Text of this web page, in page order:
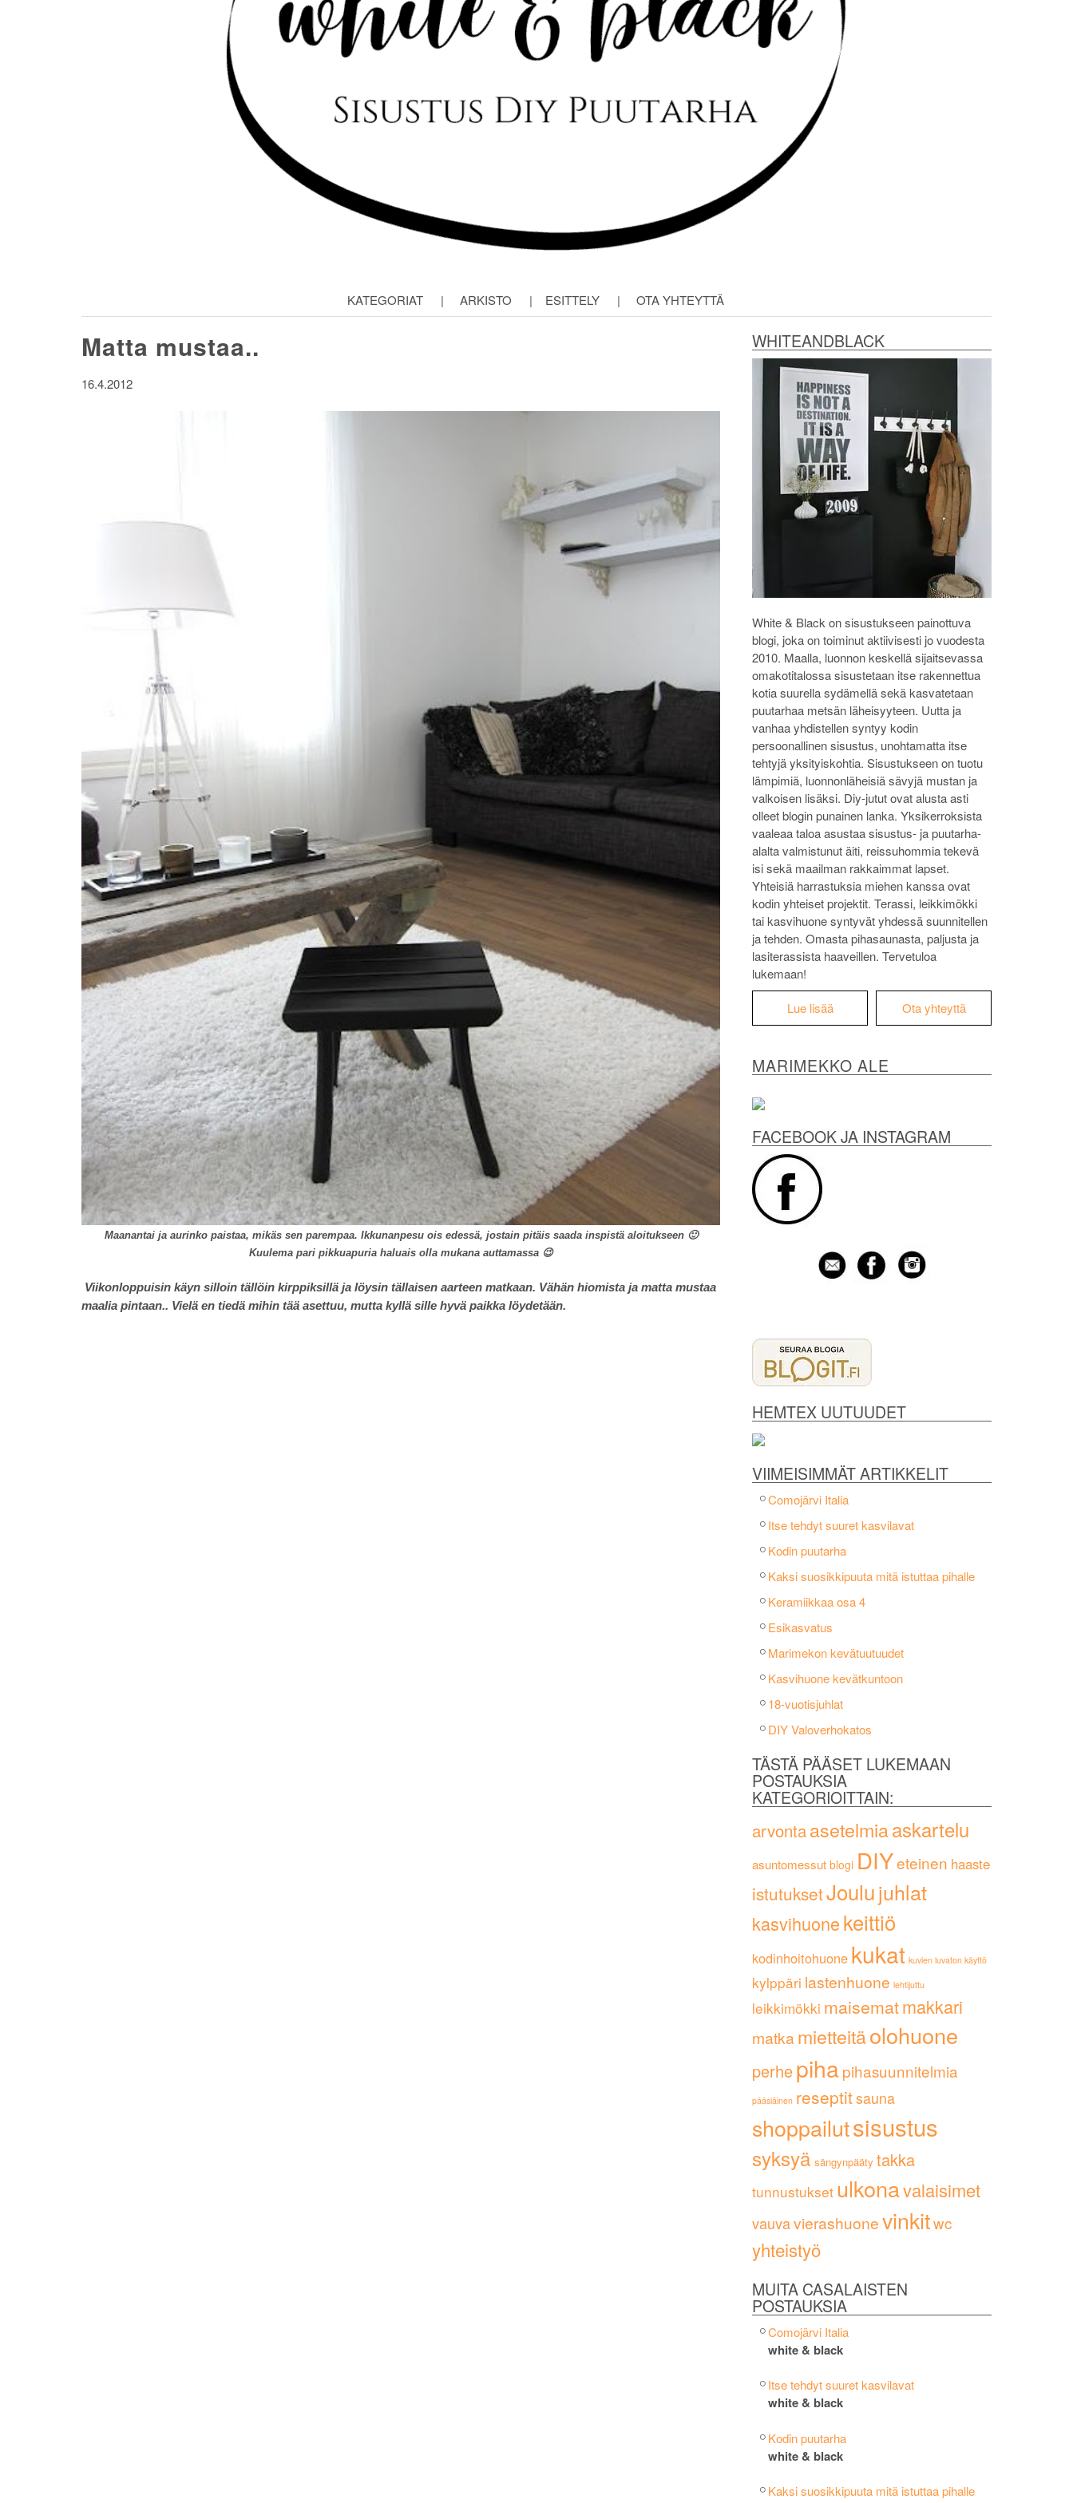
KATEGORIAT | ARKISTO | ESITTELY | OTA YHTEYTTÄ
WHITEANDBLACK
White & Black on sisustukseen painottuva
blogi, joka on toiminut aktiivisesti jo vuodesta
2010. Maalla, luonnon keskellä sijaitsevassa
omakotitalossa sisustetaan itse rakennettua
kotia suurella sydämellä sekä kasvatetaan
puutarhaa metsän läheisyyteen. Uutta ja
vanhaa yhdistellen syntyy kodin
persoonallinen sisustus, unohtamatta itse
tehtyjä yksityiskohtia. Sisustukseen on tuotu
lämpimiä, luonnonläheisiä sävyjä mustan ja
valkoisen lisäksi. Diy-jutut ovat alusta asti
olleet blogin punainen lanka. Yksikerroksista
vaaleaa taloa asustaa sisustus- ja puutarha-
alalta valmistunut äiti, reissuhommia tekevä
isi sekä maailman rakkaimmat lapset.
Yhteisiä harrastuksia miehen kanssa ovat
kodin yhteiset projektit. Terassi, leikkimökki
tai kasvihuone syntyvät yhdessä suunnitellen
ja tehden. Omasta pihasaunasta, paljusta ja
lasiterassista haaveillen. Tervetuloa
lukemaan!
Lue lisää Ota yhteyttä
MARIMEKKO ALE
FACEBOOK JA INSTAGRAM
HEMTEX UUTUUDET
VIIMEISIMMÄT ARTIKKELIT
Comojärvi Italia
Itse tehdyt suuret kasvilavat
Kodin puutarha
Kaksi suosikkipuuta mitä istuttaa pihalle
Keramiikkaa osa 4
Esikasvatus
Marimekon kevätuutuudet
Kasvihuone kevätkuntoon
18-vuotisjuhlat
DIY Valoverhokatos
TÄSTÄ PÄÄSET LUKEMAAN
POSTAUKSIA
KATEGORIOITTAIN:
arvontaasetelmiaaskartelu
asuntomessut blogi DIYeteinen haaste
istutuksetJoulujuhlat
kasvihuonekeittiö
kodinhoitohuone kukat kuvien luvaton käyttö
kylppäri lastenhuone lehtijuttu
leikkimökki maisematmakkari
matkamietteitäolohuone
perhepihapihasuunnitelmia
pääsiäinen reseptitsauna
shoppailutsisustus
syksyä sängynpääty takka
tunnustukset ulkonavalaisimet
vauvavierashuonevinkitwc
yhteistyö
MUITA CASALAISTEN
POSTAUKSIA
Comojärvi Italia
white & black
Itse tehdyt suuret kasvilavat
white & black
Kodin puutarha
white & black
Kaksi suosikkipuuta mitä istuttaa pihalle
Matta mustaa..
16.4.2012
Maanantai ja aurinko paistaa, mikäs sen parempaa. Ikkunanpesu ois edessä, jostain pitäis saada inspistä aloitukseen 🙂
Kuulema pari pikkuapuria haluais olla mukana auttamassa 😉
Viikonloppuisin käyn silloin tällöin kirppiksillä ja löysin tällaisen aarteen matkaan. Vähän hiomista ja matta mustaa
maalia pintaan.. Vielä en tiedä mihin tää asettuu, mutta kyllä sille hyvä paikka löydetään.